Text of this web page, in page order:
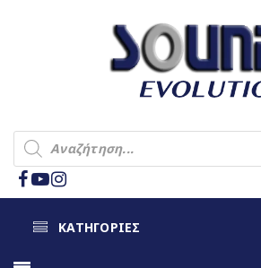
ΚΑΤΗΓΟΡΙΕΣ